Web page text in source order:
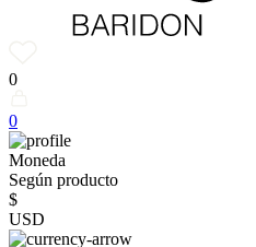
0
0
Moneda
Según producto
$
USD